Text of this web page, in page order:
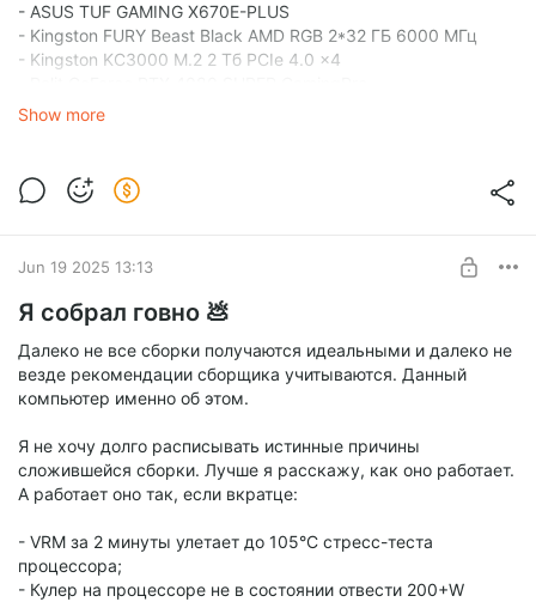
- ASUS TUF GAMING X670E-PLUS
- Kingston FURY Beast Black AMD RGB 2*32 ГБ 6000 МГц
- Kingston KC3000 M.2 2 Тб PCIe 4.0 x4
- MSI MPG A1000G PCIE5
Show more
Jun 19 2025 13:13
Я собрал говно 💩
Далеко не все сборки получаются идеальными и далеко не
везде рекомендации сборщика учитываются. Данный
компьютер именно об этом.
Я не хочу долго расписывать истинные причины
сложившейся сборки. Лучше я расскажу, как оно работает.
А работает оно так, если вкратце:
- VRM за 2 минуты улетает до 105°C стресс-теста
процессора;
- Кулер на процессоре не в состоянии отвести 200+W